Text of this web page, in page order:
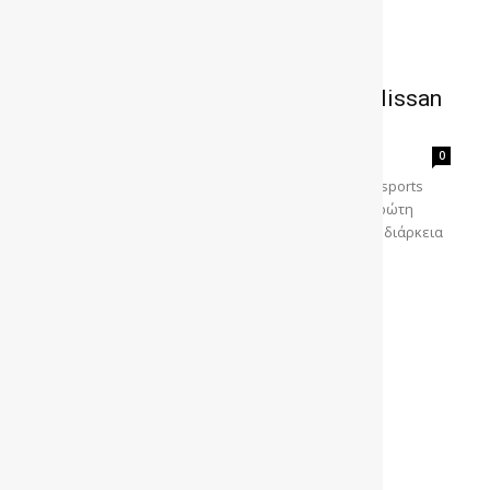
Το παρελθόν και το μέλλον της Nissan
0
Οι διοργανωτές του φετινού Rolex Monterey Motorsports
Reunion (RMMR) αναγνωρίζουν τη Nissan ως την πρώτη
Ιαπωνική μάρκα αυτοκίνητων. Κάθε χρόνο, κατά τη διάρκεια